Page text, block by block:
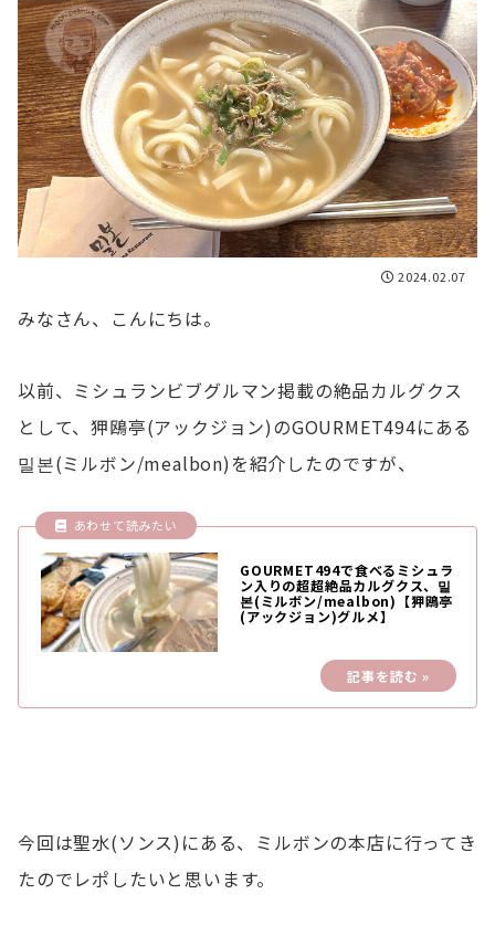
2024.02.07
みなさん、こんにちは。
以前、ミシュランビブグルマン掲載の絶品カルグクス
として、狎鴎亭(アックジョン)のGOURMET494にある
밀본(ミルボン/mealbon)を紹介したのですが、
GOURMET494で食べるミシュラ
ン入りの超超絶品カルグクス、밀
본(ミルボン/mealbon)【狎鴎亭
(アックジョン)グルメ】
今回は聖水(ソンス)にある、ミルボンの本店に行ってき
たのでレポしたいと思います。